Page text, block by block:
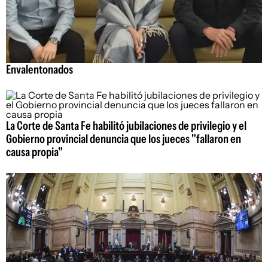
Envalentonados
La Corte de Santa Fe habilitó jubilaciones de privilegio y el
Gobierno provincial denuncia que los jueces "fallaron en
causa propia"